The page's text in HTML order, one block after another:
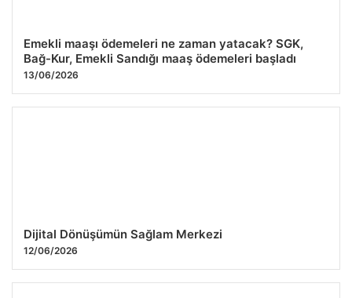
Emekli maaşı ödemeleri ne zaman yatacak? SGK,
Bağ-Kur, Emekli Sandığı maaş ödemeleri başladı
13/06/2026
Dijital Dönüşümün Sağlam Merkezi
12/06/2026